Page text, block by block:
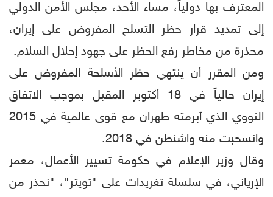
المعترف بها دولياً، مساء الأحد، مجلس الأمن الدولي
إلى تمديد قرار حظر التسلح المفروض على إيران،
محذرة من مخاطر رفع الحظر على جهود إحلال السلام.
ومن المقرر أن ينتهي حظر الأسلحة المفروض على
إيران حالياً في 18 أكتوبر المقبل بموجب الاتفاق
النووي الذي أبرمته طهران مع قوى عالمية في 2015
وانسحبت منه واشنطن في 2018.
وقال وزير الإعلام في حكومة تسيير الأعمال، معمر
الإرياني، في سلسلة تغريدات على "تويتر"، "نحذر من